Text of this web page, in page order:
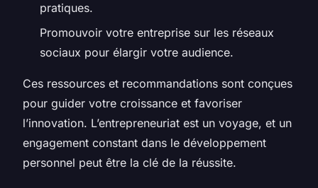
pratiques.
Promouvoir votre entreprise sur les réseaux
sociaux pour élargir votre audience.
Ces ressources et recommandations sont conçues
pour guider votre croissance et favoriser
l’innovation. L’entrepreneuriat est un voyage, et un
engagement constant dans le développement
personnel peut être la clé de la réussite.